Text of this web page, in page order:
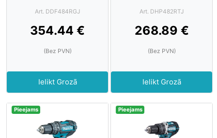
Art. DDF484RGJ
354.44 €
(Bez PVN)
Ielikt Grozā
Art. DHP482RTJ
268.89 €
(Bez PVN)
Ielikt Grozā
Pieejams Pieejams